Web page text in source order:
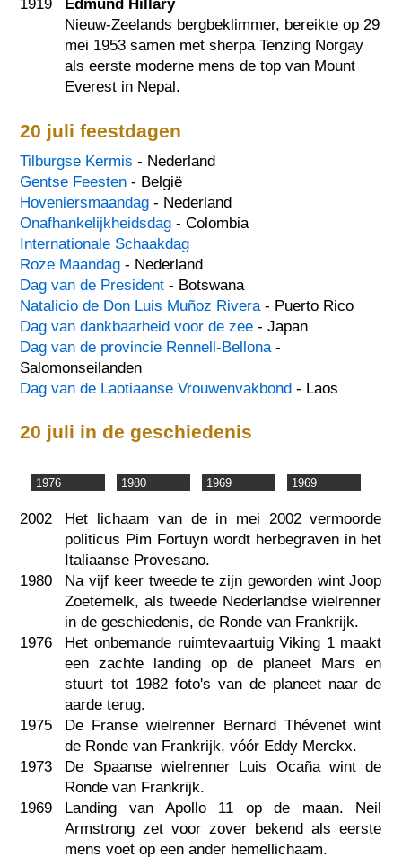
1919
Edmund Hillary
Nieuw-Zeelands bergbeklimmer, bereikte op 29
mei 1953 samen met sherpa Tenzing Norgay
als eerste moderne mens de top van Mount
Everest in Nepal.
20 juli feestdagen
Tilburgse Kermis - Nederland
Gentse Feesten - België
Hoveniersmaandag - Nederland
Onafhankelijkheidsdag - Colombia
Internationale Schaakdag
Roze Maandag - Nederland
Dag van de President - Botswana
Natalicio de Don Luis Muñoz Rivera- Puerto Rico
Dag van dankbaarheid voor de zee - Japan
Dag van de provincie Rennell-Bellona-
Salomonseilanden
Dag van de Laotiaanse Vrouwenvakbond - Laos
20 juli in de geschiedenis
1976 1980 1969 1969
2002
Het lichaam van de in mei 2002 vermoorde
politicus Pim Fortuyn wordt herbegraven in het
Italiaanse Provesano.
1980
Na vijf keer tweede te zijn geworden wint Joop
Zoetemelk, als tweede Nederlandse wielrenner
in de geschiedenis, de Ronde van Frankrijk.
1976
Het onbemande ruimtevaartuig Viking 1 maakt
een zachte landing op de planeet Mars en
stuurt tot 1982 foto's van de planeet naar de
aarde terug.
1975
De Franse wielrenner Bernard Thévenet wint
de Ronde van Frankrijk, vóór Eddy Merckx.
1973
De Spaanse wielrenner Luis Ocaña wint de
Ronde van Frankrijk.
1969
Landing van Apollo 11 op de maan. Neil
Armstrong zet voor zover bekend als eerste
mens voet op een ander hemellichaam.